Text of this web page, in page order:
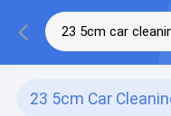
23 5cm Car